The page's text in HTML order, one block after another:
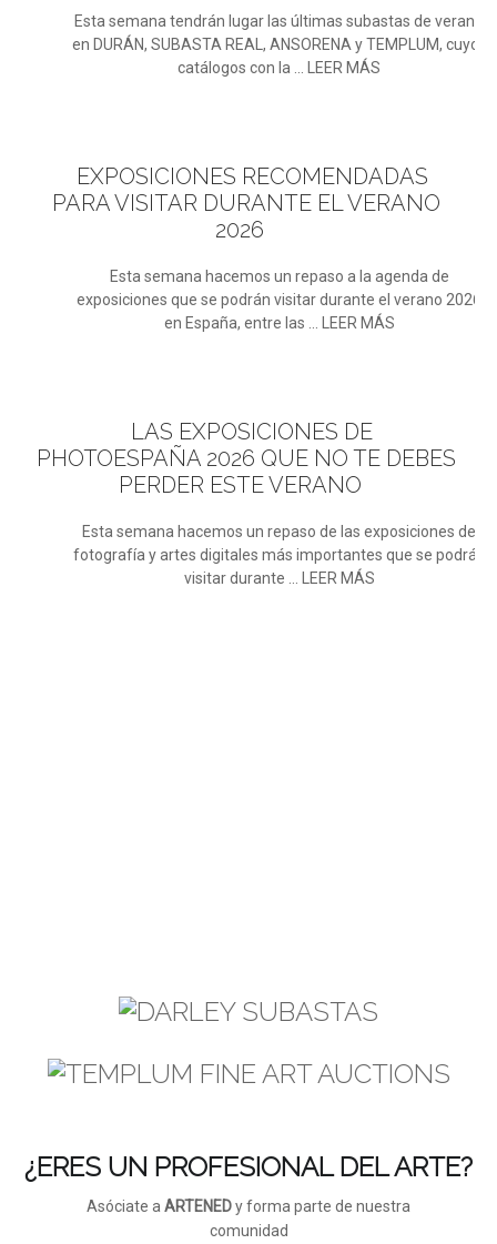
Esta semana tendrán lugar las últimas subastas de verano
en DURÁN, SUBASTA REAL, ANSORENA y TEMPLUM, cuyos
catálogos con la ... LEER MÁS
EXPOSICIONES RECOMENDADAS
PARA VISITAR DURANTE EL VERANO
2026
Esta semana hacemos un repaso a la agenda de
exposiciones que se podrán visitar durante el verano 2026
en España, entre las ... LEER MÁS
LAS EXPOSICIONES DE
PHOTOESPAÑA 2026 QUE NO TE DEBES
PERDER ESTE VERANO
Esta semana hacemos un repaso de las exposiciones de
fotografía y artes digitales más importantes que se podrán
visitar durante ... LEER MÁS
¿ERES UN PROFESIONAL DEL ARTE?
Asóciate a ARTENEDy forma parte de nuestra
comunidad